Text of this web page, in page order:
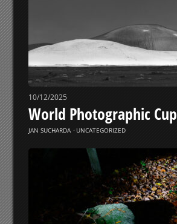
10/12/2025
World Photographic Cup
JAN SUCHARDA ⋅ UNCATEGORIZED